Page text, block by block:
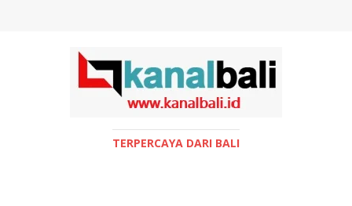
TERPERCAYA DARI BALI